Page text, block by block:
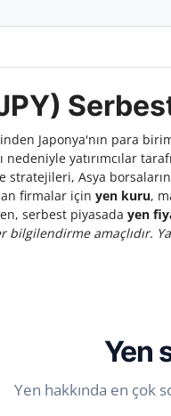
Japonya'nın para
nedeniyle yatırımcılar
stratejileri, Asya
firmalar için yen kuru,
serbest piyasada yen
bilgilendirme amaçlıdır.
Yen
Yen hakkında en çok